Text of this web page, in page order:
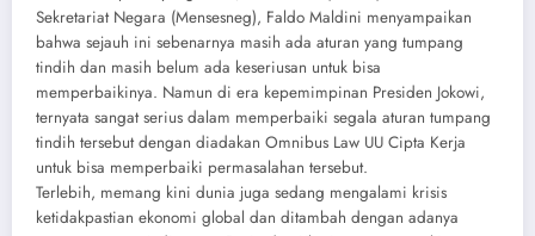
Sekretariat Negara (Mensesneg), Faldo Maldini menyampaikan
bahwa sejauh ini sebenarnya masih ada aturan yang tumpang
tindih dan masih belum ada keseriusan untuk bisa
memperbaikinya. Namun di era kepemimpinan Presiden Jokowi,
ternyata sangat serius dalam memperbaiki segala aturan tumpang
tindih tersebut dengan diadakan Omnibus Law UU Cipta Kerja
untuk bisa memperbaiki permasalahan tersebut.
Terlebih, memang kini dunia juga sedang mengalami krisis
ketidakpastian ekonomi global dan ditambah dengan adanya